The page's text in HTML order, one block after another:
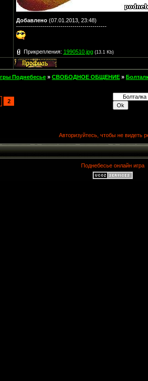
Добавлено(07.01.2013, 23:48)
---------------------------------------------
Прикрепления: 1990510.jpg (13.1 Kb)
Поднебесье » СВОБОДНОЕ ОБЩЕНИЕ »
2
Авторизуйтесь, чтобы не видеть
Поднебесье онлайн игра